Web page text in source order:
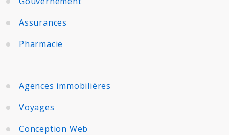
Assurances
Pharmacie
Agences immobilières
Voyages
Conception Web